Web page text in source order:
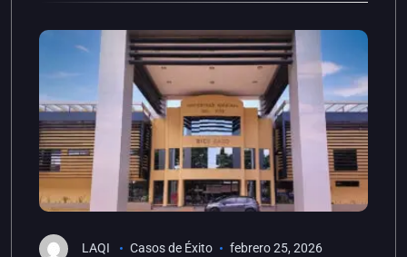
LAQI Casos de Éxito febrero 25, 2026